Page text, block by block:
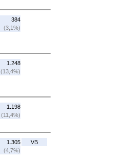
384
(3,1%)
1.248
(13,4%)
1.198
(11,4%)
1.305
(4,7%)
VB